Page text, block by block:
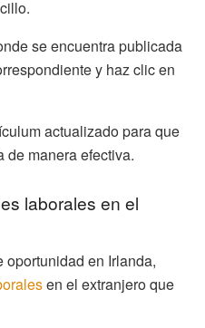
se encuentra publicada
y haz clic en
actualizado para que
de manera efectiva.
laborales en el
en Irlanda,
en el extranjero que